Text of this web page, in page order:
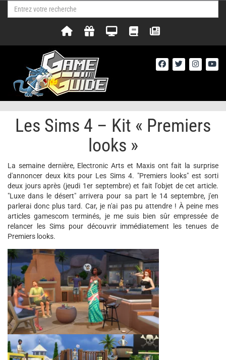
Les Sims 4 – Kit « Premiers
looks »
La semaine dernière, Electronic Arts et Maxis ont fait la surprise
d'annoncer deux kits pour Les Sims 4. "Premiers looks" est sorti
deux jours après (jeudi 1er septembre) et fait l'objet de cet article.
"Luxe dans le désert" arrivera pour sa part le 14 septembre, j'en
parlerai donc plus tard. Car, je n'ai pas pu attendre ! À peine mes
articles gamescom terminés, je me suis bien sûr empressée de
relancer les Sims pour découvrir immédiatement les tenues de
Premiers looks.